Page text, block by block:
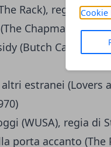
Cookie
Rack), regia di
Chapman
(Butch Cassidy
estranei (Lovers
(WUSA), regia di
porta accanto